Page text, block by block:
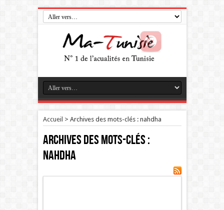
Accueil > Archives des mots-clés : nahdha
Archives des mots-clés :
nahdha